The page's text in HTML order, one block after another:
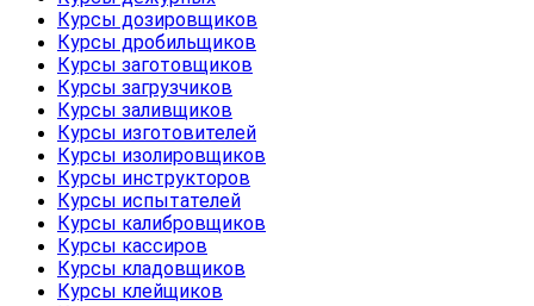
Курсы дозировщиков
Курсы дробильщиков
Курсы заготовщиков
Курсы загрузчиков
Курсы заливщиков
Курсы изготовителей
Курсы изолировщиков
Курсы инструкторов
Курсы испытателей
Курсы калибровщиков
Курсы кассиров
Курсы кладовщиков
Курсы клейщиков